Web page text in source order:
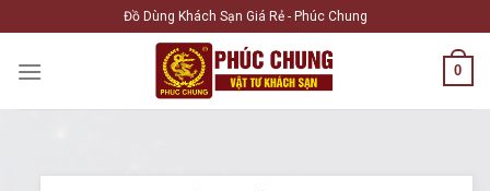
to
content
Đồ Dùng Khách Sạn Giá Rẻ - Phúc Chung
0